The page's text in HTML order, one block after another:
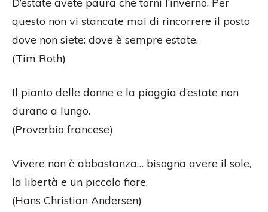
questo non vi stancate mai di rincorrere il posto
dove non siete: dove è sempre estate.
(Tim Roth)
Il pianto delle donne e la pioggia d’estate non
durano a lungo.
(Proverbio francese)
Vivere non è abbastanza… bisogna avere il sole,
la libertà e un piccolo fiore.
(Hans Christian Andersen)